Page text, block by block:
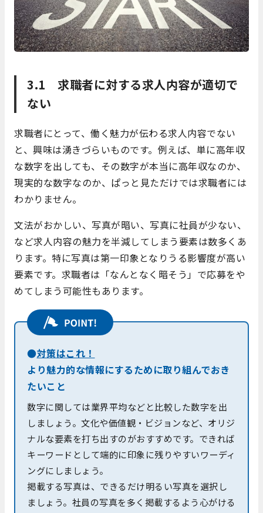
3.1 求職者に対する求人内容が適切で
ない
求職者にとって、働く魅力が伝わる求人内容でない
と、興味は湧きづらいものです。例えば、単に高年収
な数字を出しても、その数字が本当に高年収なのか、
現実的な数字なのか、ぱっと見ただけでは求職者には
わかりません。
文法がおかしい、写真が暗い、写真に社員が少ない、
など求人内容の魅力を半減してしまう要素は数多くあ
ります。特に写真は第一印象となりうる影響度が高い
要素です。求職者は「なんとなく暗そう」で応募をや
めてしまう可能性もあります。
●対策はこれ！
より魅力的な情報にするために取り組んでおき
たいこと
数字に関しては業界平均などと比較した数字を出
しましょう。文化や価値観・ビジョンなど、オリジ
ナルな要素を打ち出すのがおすすめです。できれば
キーワードとして端的に印象に残りやすいワーディ
ングにしましょう。
掲載する写真は、できるだけ明るい写真を選択し
ましょう。社員の写真を多く掲載するよう心がける